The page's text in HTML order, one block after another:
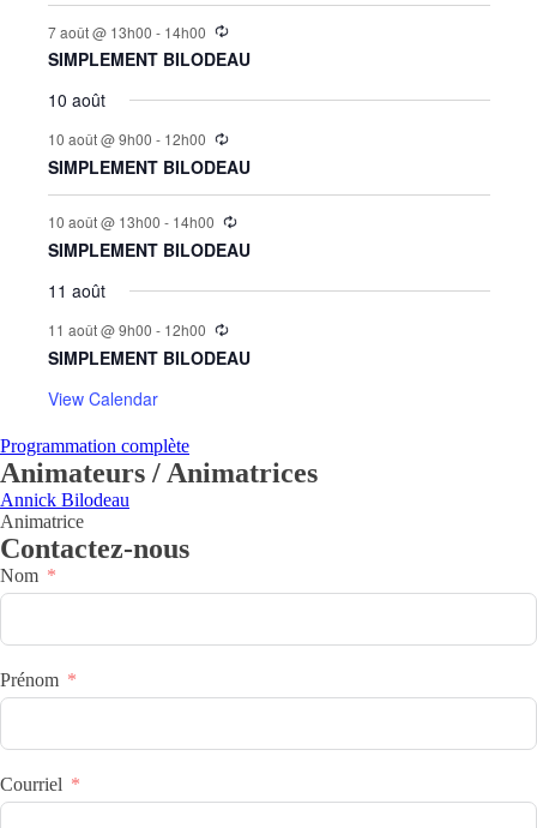
7 août @ 13h00 - 14h00
SIMPLEMENT BILODEAU
10 août
10 août @ 9h00 - 12h00
SIMPLEMENT BILODEAU
10 août @ 13h00 - 14h00
SIMPLEMENT BILODEAU
11 août
11 août @ 9h00 - 12h00
SIMPLEMENT BILODEAU
View Calendar
Programmation complète
Animateurs / Animatrices
Annick Bilodeau
Animatrice
Contactez-nous
Nom
Prénom
Courriel